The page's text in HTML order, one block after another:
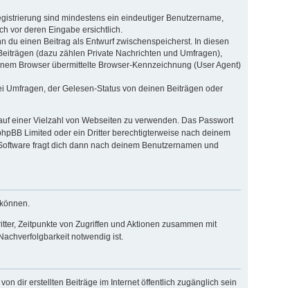
sind mindestens ein eindeutiger Benutzername,
vor deren Eingabe ersichtlich.
du einen Beitrag als Entwurf zwischenspeicherst. In diesen
(dazu zählen Private Nachrichten und Umfragen),
Browser übermittelte Browser-Kennzeichnung (User Agent)
der Gelesen-Status von deinen Beiträgen oder
einer Vielzahl von Webseiten zu verwenden. Das Passwort
Limited oder ein Dritter berechtigterweise nach deinem
fragt dich dann nach deinem Benutzernamen und
Zeitpunkte von Zugriffen und Aktionen zusammen mit
notwendig ist.
dir erstellten Beiträge im Internet öffentlich zugänglich sein